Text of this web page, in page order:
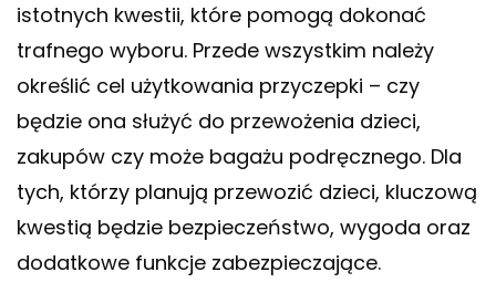
istotnych kwestii, które pomogą dokonać
trafnego wyboru. Przede wszystkim należy
określić cel użytkowania przyczepki – czy
będzie ona służyć do przewożenia dzieci,
zakupów czy może bagażu podręcznego. Dla
tych, którzy planują przewozić dzieci, kluczową
kwestią będzie bezpieczeństwo, wygoda oraz
dodatkowe funkcje zabezpieczające.